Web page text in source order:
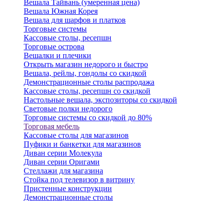
Вешала Тайвань (умеренная цена)
Вешала Южная Корея
Вешала для шарфов и платков
Торговые системы
Кассовые столы, ресепшн
Торговые острова
Вешалки и плечики
Открыть магазин недорого и быстро
Вешала, рейлы, гондолы со скидкой
Демонстрационные столы распродажа
Кассовые столы, ресепшн со скидкой
Настольные вешала, экспозиторы со скидкой
Световые полки недорого
Торговые системы со скидкой до 80%
Торговая мебель
Кассовые столы для магазинов
Пуфики и банкетки для магазинов
Диван серии Молекула
Диван серии Оригами
Стеллажи для магазина
Стойка под телевизор в витрину
Пристенные конструкции
Демонстрационные столы